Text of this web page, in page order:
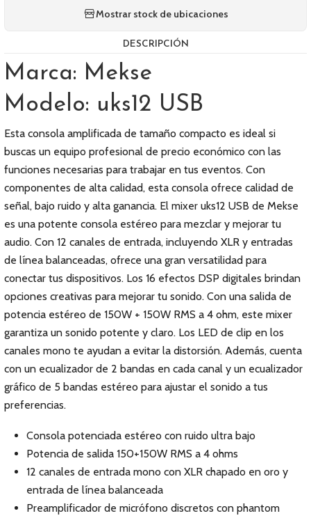
Mostrar stock de ubicaciones
DESCRIPCIÓN
Marca: Mekse
Modelo: uks12 USB
Esta consola amplificada de tamaño compacto es ideal si
buscas un equipo profesional de precio económico con las
funciones necesarias para trabajar en tus eventos. Con
componentes de alta calidad, esta consola ofrece calidad de
señal, bajo ruido y alta ganancia. El mixer uks12 USB de Mekse
es una potente consola estéreo para mezclar y mejorar tu
audio. Con 12 canales de entrada, incluyendo XLR y entradas
de línea balanceadas, ofrece una gran versatilidad para
conectar tus dispositivos. Los 16 efectos DSP digitales brindan
opciones creativas para mejorar tu sonido. Con una salida de
potencia estéreo de 150W + 150W RMS a 4 ohm, este mixer
garantiza un sonido potente y claro. Los LED de clip en los
canales mono te ayudan a evitar la distorsión. Además, cuenta
con un ecualizador de 2 bandas en cada canal y un ecualizador
gráfico de 5 bandas estéreo para ajustar el sonido a tus
preferencias.
Consola potenciada estéreo con ruido ultra bajo
Potencia de salida 150+150W RMS a 4 ohms
12 canales de entrada mono con XLR chapado en oro y
entrada de línea balanceada
Preamplificador de micrófono discretos con phantom